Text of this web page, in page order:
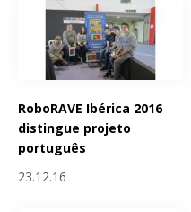
RoboRAVE Ibérica 2016
distingue projeto
português
23.12.16